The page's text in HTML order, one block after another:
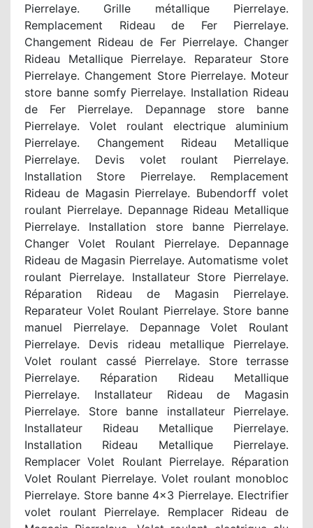
Pierrelaye. Grille métallique Pierrelaye.
Remplacement Rideau de Fer Pierrelaye.
Changement Rideau de Fer Pierrelaye. Changer
Rideau Metallique Pierrelaye. Reparateur Store
Pierrelaye. Changement Store Pierrelaye. Moteur
store banne somfy Pierrelaye. Installation Rideau
de Fer Pierrelaye. Depannage store banne
Pierrelaye. Volet roulant electrique aluminium
Pierrelaye. Changement Rideau Metallique
Pierrelaye. Devis volet roulant Pierrelaye.
Installation Store Pierrelaye. Remplacement
Rideau de Magasin Pierrelaye. Bubendorff volet
roulant Pierrelaye. Depannage Rideau Metallique
Pierrelaye. Installation store banne Pierrelaye.
Changer Volet Roulant Pierrelaye. Depannage
Rideau de Magasin Pierrelaye.Automatisme volet
roulant Pierrelaye. Installateur Store Pierrelaye.
Réparation Rideau de Magasin Pierrelaye.
Reparateur Volet Roulant Pierrelaye. Store banne
manuel Pierrelaye. Depannage Volet Roulant
Pierrelaye. Devis rideau metallique Pierrelaye.
Volet roulant cassé Pierrelaye. Store terrasse
Pierrelaye. Réparation Rideau Metallique
Pierrelaye. Installateur Rideau de Magasin
Pierrelaye. Store banne installateur Pierrelaye.
Installateur Rideau Metallique Pierrelaye.
Installation Rideau Metallique Pierrelaye.
Remplacer Volet Roulant Pierrelaye. Réparation
Volet Roulant Pierrelaye. Volet roulant monobloc
Pierrelaye. Store banne 4x3 Pierrelaye. Electrifier
volet roulant Pierrelaye. Remplacer Rideau de